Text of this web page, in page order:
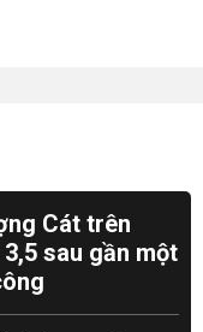
Cát trên
sau gần một